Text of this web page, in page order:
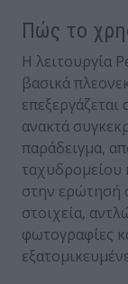
Πώς το
Η λειτουργία
βασικά
ανακτά
παράδειγμα,
ταχυδρομείου
στην ερώτησή
στοιχεία,
φωτογραφίες